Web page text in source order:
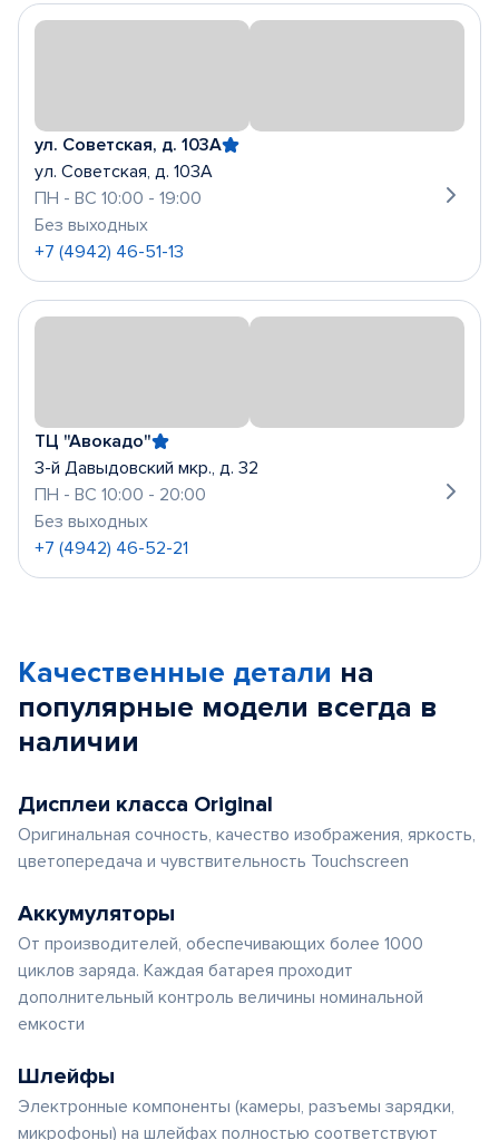
ул. Советская, д. 103А
ул. Советская, д. 103А
ПН - ВС 10:00 - 19:00
Без выходных
+7 (4942) 46-51-13
ТЦ "Авокадо"
3-й Давыдовский мкр., д. 32
ПН - ВС 10:00 - 20:00
Без выходных
+7 (4942) 46-52-21
Качественные детали на
популярные модели всегда в
наличии
Дисплеи класса Original
Оригинальная сочность, качество изображения, яркость,
цветопередача и чувствительность Touchscreen
Аккумуляторы
От производителей, обеспечивающих более 1000
циклов заряда. Каждая батарея проходит
дополнительный контроль величины номинальной
емкости
Шлейфы
Электронные компоненты (камеры, разъемы зарядки,
микрофоны) на шлейфах полностью соответствуют